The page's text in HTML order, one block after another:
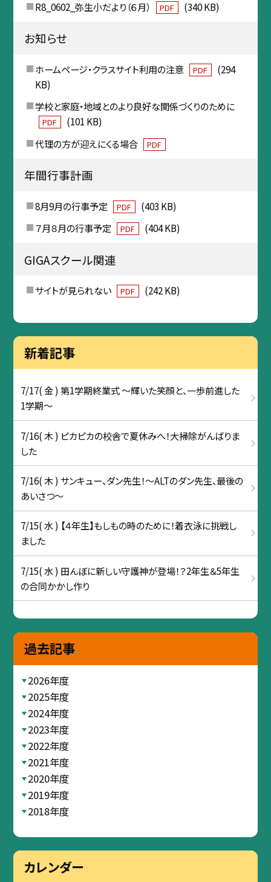
R8_0602_弥生小だより（６月） PDF (340 KB)
お知らせ
ホームページ・クラスサイト利用の注意 PDF
(294
KB)
学校と家庭・地域とのより良好な関係づくりのために
PDF
(101 KB)
代理の方が迎えにくる場合
PDF
年間行事計画
8月9月の行事予定 PDF
(403 KB)
７月８月の行事予定
PDF (404 KB)
GIGAスクール関連
サイトが見られない PDF (242 KB)
新着記事
7/17( 金 ) 第1学期終業式 ～輝いた笑顔と、一歩前進した
1学期～
7/16( 木 ) ピカピカの校舎で夏休みへ！大掃除がんばりま
した
7/16( 木 ) サンキュー、ダン先生！〜ALTのダン先生、最後の
あいさつ〜
7/15( 水 ) 【４年生】もしもの時のために！着衣泳に挑戦し
ました
7/15( 水 ) 田んぼに新しい守護神が登場！？2年生＆5年生
の合同かかし作り
過去記事
2026年度
2025年度
2024年度
2023年度
2022年度
2021年度
2020年度
2019年度
2018年度
カレンダー